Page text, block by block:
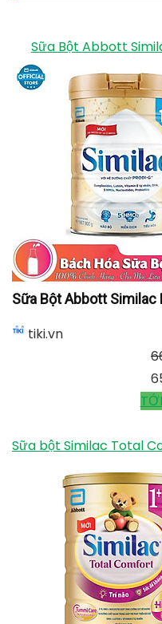
Sữa Bột Abbott
Sữa Bột Abbott
tiki.vn
Sữa bột Similac Total